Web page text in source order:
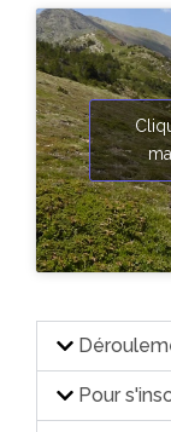
Pour